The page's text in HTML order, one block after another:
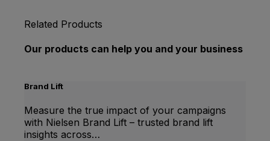
Related Products
Our products can help you and your business
Brand Lift
Measure the true impact of your campaigns
with Nielsen Brand Lift – trusted brand lift
insights across…